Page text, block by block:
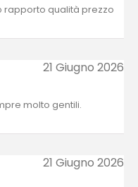
rapporto qualità prezzo
21 Giugno 2026
molto gentili.
21 Giugno 2026